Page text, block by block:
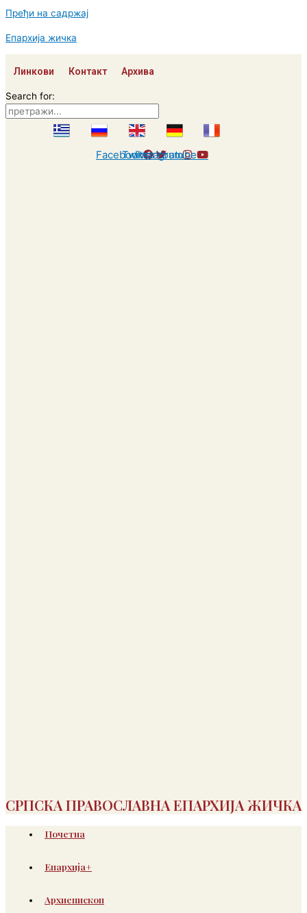
Пређи на садржај
Епархија жичка
Линкови Контакт Архива
Search for:
Facebook
Twitter
Instagram
Youtube
СРПСКА ПРАВОСЛАВНА ЕПАРХИЈА ЖИЧКА
Почетна
Епархија+
Архиепископ